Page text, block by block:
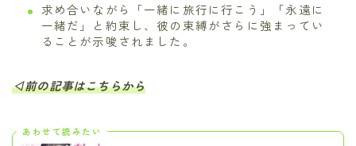
求め合いながら「一緒に旅行に行こう」「永遠に
一緒だ」と約束し、彼の束縛がさらに強まってい
ることが示唆されました。
◁前の記事はこちらから
あわせて読みたい